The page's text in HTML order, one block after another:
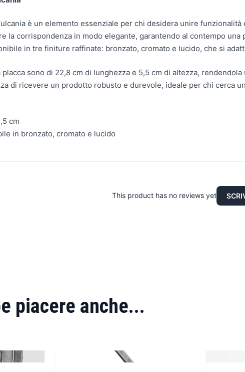
è un elemento essenziale per chi desidera unire
la corrispondenza in modo elegante, garantendo al contempo
in tre finiture raffinate: bronzato, cromato e lucido, che si
sono di 22,8 cm di lunghezza e 5,5 cm di altezza,
di ricevere un prodotto robusto e durevole, ideale per chi cerca
cm
in bronzato, cromato e lucido
This product has no reviews yet
piacere anche...